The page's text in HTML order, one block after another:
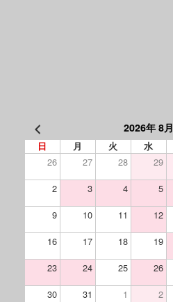
2026年 8月
日 月 火 水
26 27 28 29
2
3 4 5
9 10 11 12
16
17 18 19
23
24 25 26
30
31 1 2